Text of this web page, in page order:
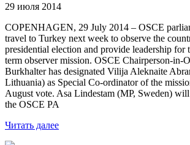
29 июля 2014
COPENHAGEN, 29 July 2014 – OSCE
travel to Turkey next week to observe the
presidential election and provide leadership for
term observer mission. OSCE Chairperson-in-
Burkhalter has designated Vilija Aleknaite
Lithuania) as Special Co-ordinator of the
August vote. Asa Lindestam (MP, Sweden)
the OSCE PA
Читать далее